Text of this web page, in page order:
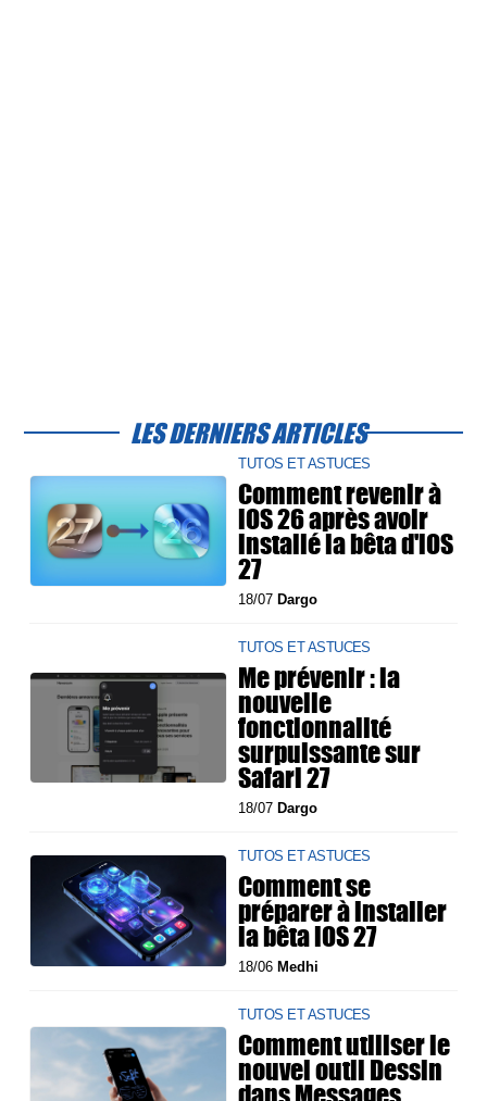
LES DERNIERS ARTICLES
TUTOS ET ASTUCES
Comment revenir à
iOS 26 après avoir
installé la bêta d'iOS
27
18/07Dargo
TUTOS ET ASTUCES
Me prévenir : la
nouvelle
fonctionnalité
surpuissante sur
Safari 27
18/07Dargo
TUTOS ET ASTUCES
Comment se
préparer à installer
la bêta iOS 27
18/06Medhi
TUTOS ET ASTUCES
Comment utiliser le
nouvel outil Dessin